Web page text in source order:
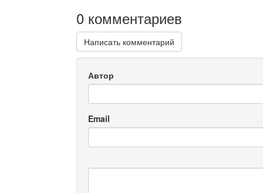
0 комментариев
Написать комментарий
Автор
Email